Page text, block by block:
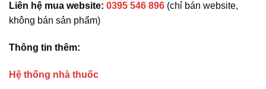
Liên hệ mua website: 0395 546 896 (chỉ bán website,
không bán sản phẩm)
Thông tin thêm:
Hệ thống nhà thuốc